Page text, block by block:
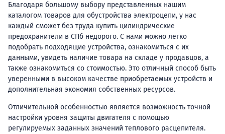
Благодаря большому выбору представленных нашим
каталогом товаров для обустройства электроцепи, у нас
каждый сможет без труда купить цилиндрические
предохранители в СПб недорого. С нами можно легко
подобрать подходящие устройства, ознакомиться с их
данными, увидеть наличие товара на складе у продавцов, а
также ознакомиться со стоимостью. Это отличный способ быть
уверенными в высоком качестве приобретаемых устройств и
дополнительная экономия собственных ресурсов.
Отличительной особенностью является возможность точной
настройки уровня защиты двигателя с помощью
регулируемых заданных значений теплового расцепителя.